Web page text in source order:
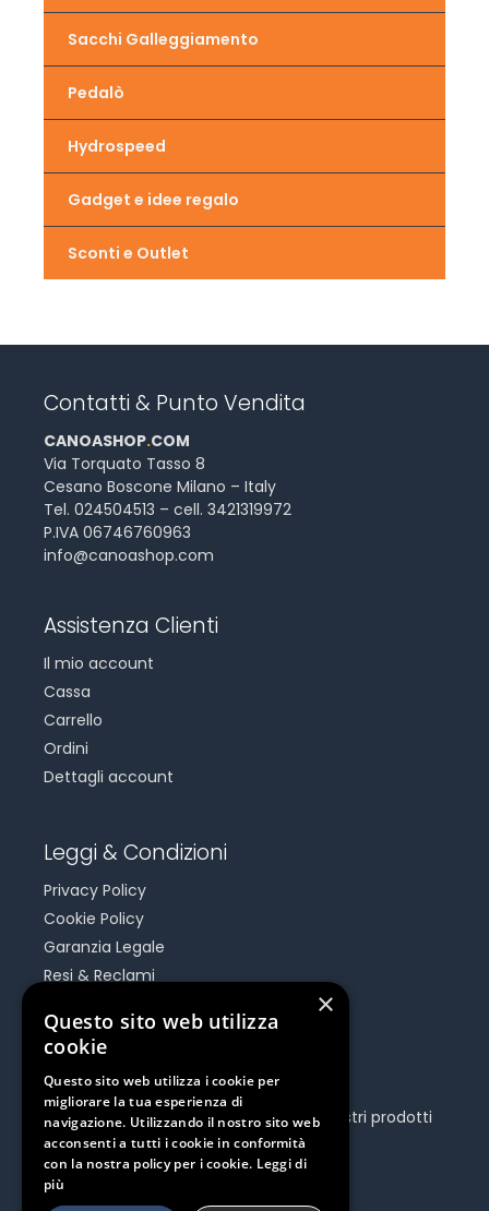
Sacchi Galleggiamento
Pedalò
Hydrospeed
Gadget e idee regalo
Sconti e Outlet
Contatti & Punto Vendita
CANOASHOP.COM
Via Torquato Tasso 8
Cesano Boscone Milano – Italy
Tel. 024504513 – cell. 3421319972
P.IVA 06746760963
info@canoashop.com
Assistenza Clienti
Il mio account
Cassa
Carrello
Ordini
Dettagli account
Leggi & Condizioni
Privacy Policy
Cookie Policy
Garanzia Legale
Resi & Reclami
Be Social
Seguici e rimani aggiornato su tutti i nostri prodotti
e iniziative.
×
Questo sito web utilizza
cookie
Questo sito web utilizza i cookie per
migliorare la tua esperienza di
navigazione. Utilizzando il nostro sito web
acconsenti a tutti i cookie in conformità
con la nostra policy per i cookie. Leggi di
più